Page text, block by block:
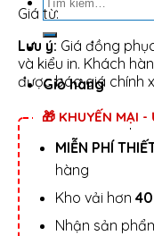
kiếm:
Giỏ hàng
Chưa có sản
Giá từ:
Lưu ý: Giá đồng
và kiểu in. Khách
được báo giá chính
🎁 KHUYẾN MẠI -
MIỄN PHÍ
hàng
Kho vải hơn
Nhận sản